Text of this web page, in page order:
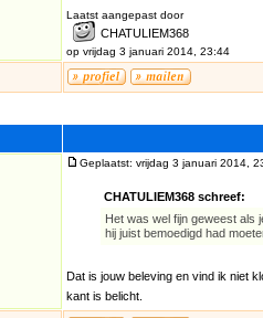
Laatst aangepast door
CHATULIEM368
op vrijdag 3 januari 2014, 23:44
Geplaatst: vrijdag 3 januari 2014,
CHATULIEM368 schreef:
Het was wel fijn geweest als
hij juist bemoedigd had
Dat is jouw beleving en vind ik niet
kant is belicht.